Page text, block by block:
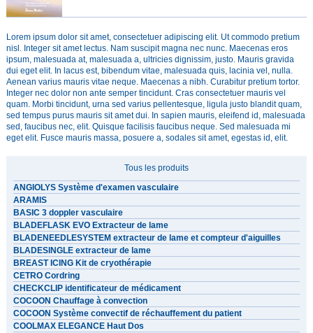
Lorem ipsum dolor sit amet, consectetuer adipiscing elit. Ut commodo pretium
nisl. Integer sit amet lectus. Nam suscipit magna nec nunc. Maecenas eros
ipsum, malesuada at, malesuada a, ultricies dignissim, justo. Mauris gravida
dui eget elit. In lacus est, bibendum vitae, malesuada quis, lacinia vel, nulla.
Aenean varius mauris vitae neque. Maecenas a nibh. Curabitur pretium tortor.
Integer nec dolor non ante semper tincidunt. Cras consectetuer mauris vel
quam. Morbi tincidunt, urna sed varius pellentesque, ligula justo blandit quam,
sed tempus purus mauris sit amet dui. In sapien mauris, eleifend id, malesuada
sed, faucibus nec, elit. Quisque facilisis faucibus neque. Sed malesuada mi
eget elit. Fusce mauris massa, posuere a, sodales sit amet, egestas id, elit.
Tous les produits
ANGIOLYS Système d'examen vasculaire
ARAMIS
BASIC 3 doppler vasculaire
BLADEFLASK EVO Extracteur de lame
BLADENEEDLESYSTEM extracteur de lame et compteur d'aiguilles
BLADESINGLE extracteur de lame
BREAST ICING Kit de cryothérapie
CETRO Cordring
CHECKCLIP identificateur de médicament
COCOON Chauffage à convection
COCOON Système convectif de réchauffement du patient
COOLMAX ELEGANCE Haut Dos